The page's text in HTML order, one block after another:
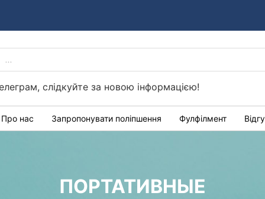
SEARCH
слідкуйте за новою інформацією!
Про нас Запропонувати поліпшення Фулфілмент
ПОРТАТИВНЫЕ